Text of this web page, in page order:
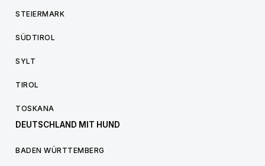
STEIERMARK
SÜDTIROL
SYLT
TIROL
TOSKANA
DEUTSCHLAND MIT HUND
BADEN WÜRTTEMBERG